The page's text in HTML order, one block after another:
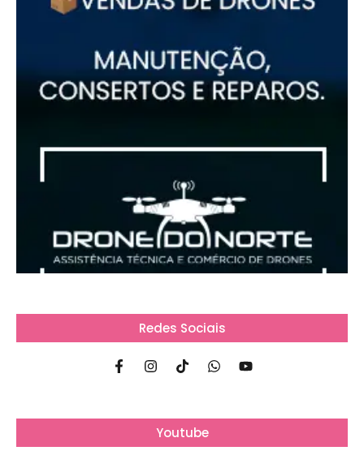
Redes Sociais
Youtube